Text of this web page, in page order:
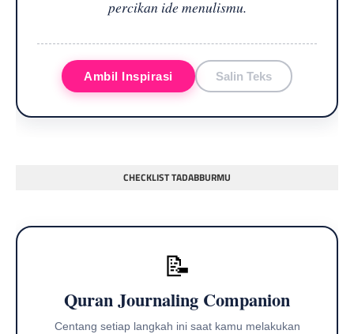
percikan ide menulismu.
Ambil Inspirasi Salin Teks
CHECKLIST TADABBURMU
📝
Quran Journaling Companion
Centang setiap langkah ini saat kamu melakukan